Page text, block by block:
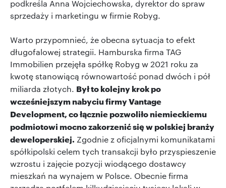
podkreśla Anna Wojciechowska, dyrektor do spraw
sprzedaży i marketingu w firmie Robyg.
Warto przypomnieć, że obecna sytuacja to efekt
długofalowej strategii. Hamburska firma TAG
Immobilien przejęła spółkę Robyg w 2021 roku za
kwotę stanowiącą równowartość ponad dwóch i pół
miliarda złotych. Był to kolejny krok po
wcześniejszym nabyciu firmy Vantage
Development, co łącznie pozwoliło niemieckiemu
podmiotowi mocno zakorzenić się w polskiej branży
deweloperskiej. Zgodnie z oficjalnymi komunikatami
spółkipolski celem tych transakcji było przyspieszenie
wzrostu i zajęcie pozycji wiodącego dostawcy
mieszkań na wynajem w Polsce. Obecnie firma